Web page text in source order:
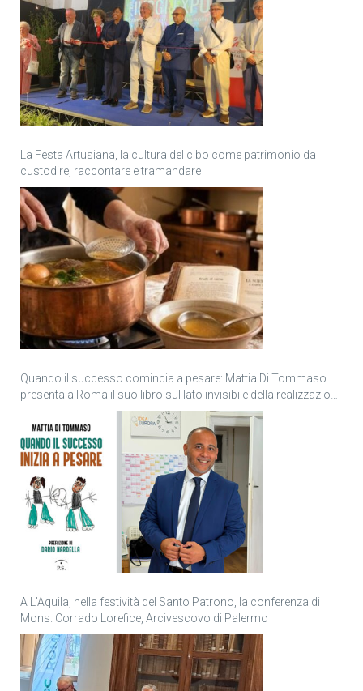
La Festa Artusiana, la cultura del cibo come patrimonio da
custodire, raccontare e tramandare
Quando il successo comincia a pesare: Mattia Di Tommaso
presenta a Roma il suo libro sul lato invisibile della realizzazione
A L’Aquila, nella festività del Santo Patrono, la conferenza di
Mons. Corrado Lorefice, Arcivescovo di Palermo